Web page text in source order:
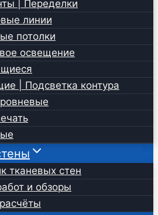
| Переделки
линии
потолки
освещение
| Подсветка контура
тканевых стен
и обзоры